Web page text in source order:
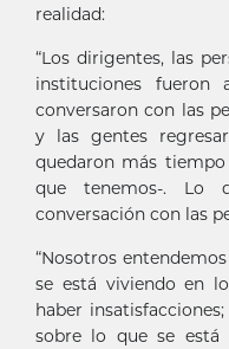
realidad:
“Los dirigentes, las
instituciones fueron
conversaron con las
y las gentes
quedaron más
que tenemos-. Lo
conversación con las
“Nosotros
se está viviendo en
haber
sobre lo que se está